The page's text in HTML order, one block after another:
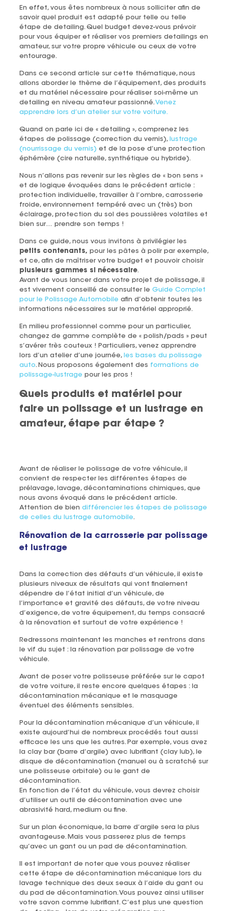
En effet, vous êtes nombreux à nous solliciter afin de
savoir quel produit est adapté pour telle ou telle
étape de detailing. Quel budget devez-vous prévoir
pour vous équiper et réaliser vos premiers detailings en
amateur, sur votre propre véhicule ou ceux de votre
entourage.
Dans ce second article sur cette thématique, nous
allons aborder le thème de l’équipement, des produits
et du matériel nécessaire pour réaliser soi-même un
detailing en niveau amateur passionné.Venez
apprendre lors d’un atelier sur votre voiture.
Quand on parle ici de « detailing », comprenez les
étapes de polissage (correction du vernis), lustrage
(nourrissage du vernis) et de la pose d’une protection
éphémère (cire naturelle, synthétique ou hybride).
Nous n’allons pas revenir sur les règles de « bon sens »
et de logique évoquées dans le précédent article :
protection individuelle, travailler à l’ombre, carrosserie
froide, environnement tempéré avec un (très) bon
éclairage, protection du sol des poussières volatiles et
bien sur… prendre son temps !
Dans ce guide, nous vous invitons à privilégier les
petits contenants, pour les pâtes à polir par exemple,
et ce, afin de maîtriser votre budget et pouvoir choisir
plusieurs gammes si nécessaire.
Avant de vous lancer dans votre projet de polissage, il
est vivement conseillé de consulter le Guide Complet
pour le Polissage Automobile afin d’obtenir toutes les
informations nécessaires sur le matériel approprié.
En milieu professionnel comme pour un particulier,
changez de gamme complète de « polish/pads » peut
s’avérer très couteux ! Particuliers, venez apprendre
lors d’un atelier d’une journée, les bases du polissage
auto. Nous proposons également des formations de
polissage-lustrage pour les pros !
Quels produits et matériel pour
faire un polissage et un lustrage en
amateur, étape par étape ?
Avant de réaliser le polissage de votre véhicule, il
convient de respecter les différentes étapes de
prélavage, lavage, décontaminations chimiques, que
nous avons évoqué dans le précédent article.
Attention de bien différencier les étapes de polissage
de celles du lustrage automobile.
Rénovation de la carrosserie par polissage
et lustrage
Dans la correction des défauts d’un véhicule, il existe
plusieurs niveaux de résultats qui vont finalement
dépendre de l’état initial d’un véhicule, de
l’importance et gravité des défauts, de votre niveau
d’exigence, de votre équipement, du temps consacré
à la rénovation et surtout de votre expérience !
Redressons maintenant les manches et rentrons dans
le vif du sujet : la rénovation par polissage de votre
véhicule.
Avant de poser votre polisseuse préférée sur le capot
de votre voiture, il reste encore quelques étapes : la
décontamination mécanique et le masquage
éventuel des éléments sensibles.
Pour la décontamination mécanique d’un véhicule, il
existe aujourd’hui de nombreux procédés tout aussi
efficace les uns que les autres. Par exemple, vous avez
la clay bar (barre d’argile) avec lubrifiant (clay lub), le
disque de décontamination (manuel ou à scratché sur
une polisseuse orbitale) ou le gant de
décontamination.
En fonction de l’état du véhicule, vous devrez choisir
d’utiliser un outil de décontamination avec une
abrasivité hard, medium ou fine.
Sur un plan économique, la barre d’argile sera la plus
avantageuse. Mais vous passerez plus de temps
qu’avec un gant ou un pad de décontamination.
Il est important de noter que vous pouvez réaliser
cette étape de décontamination mécanique lors du
lavage technique des deux seaux à l’aide du gant ou
du pad de décontamination. Vous pouvez ainsi utiliser
votre savon comme lubrifiant. C’est plus une question